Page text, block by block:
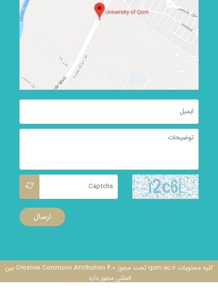
ارسال
کلیه محتویات qom.ac.ir تحت مجوز Creative Commons Attribution ۴.۰ بین
المللی مجوز دارد.